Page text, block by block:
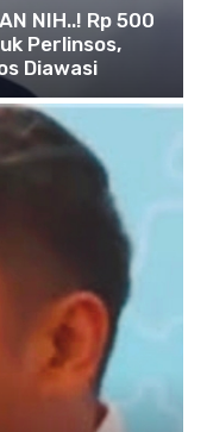
NIH..! Rp 500
Perlinsos,
Diawasi